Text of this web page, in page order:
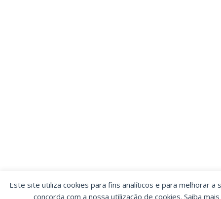
Este site utiliza cookies para fins analíticos e para melhorar a
concorda com a nossa utilização de cookies. Saiba